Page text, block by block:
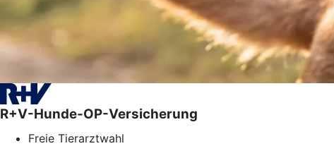
R+V-Hunde-OP-Versicherung
Freie Tierarztwahl